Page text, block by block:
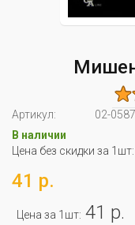
Артикул:
02-0587
В наличии
Цена без скидки за 1шт:
41 р.
Цена за 1шт: 41 р.